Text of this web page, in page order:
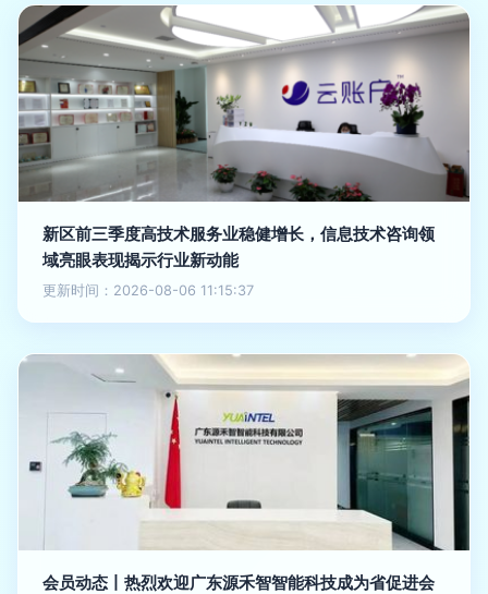
新区前三季度高技术服务业稳健增长，信息技术咨询领
域亮眼表现揭示行业新动能
更新时间：2026-08-06 11:15:37
会员动态丨热烈欢迎广东源禾智智能科技成为省促进会